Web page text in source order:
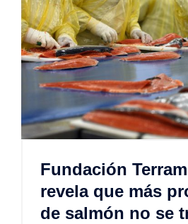
Fundación
revela que más
de salmón no se